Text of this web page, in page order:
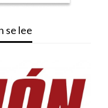
se lee